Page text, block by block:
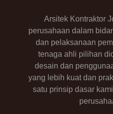
Arsitek Kontraktor
perusahaan dalam
dan pelaksanaan
tenaga ahli pilihan
desain dan
yang lebih kuat dan
satu prinsip dasar